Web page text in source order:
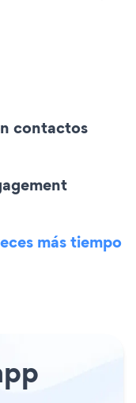
contactos
más tiempo